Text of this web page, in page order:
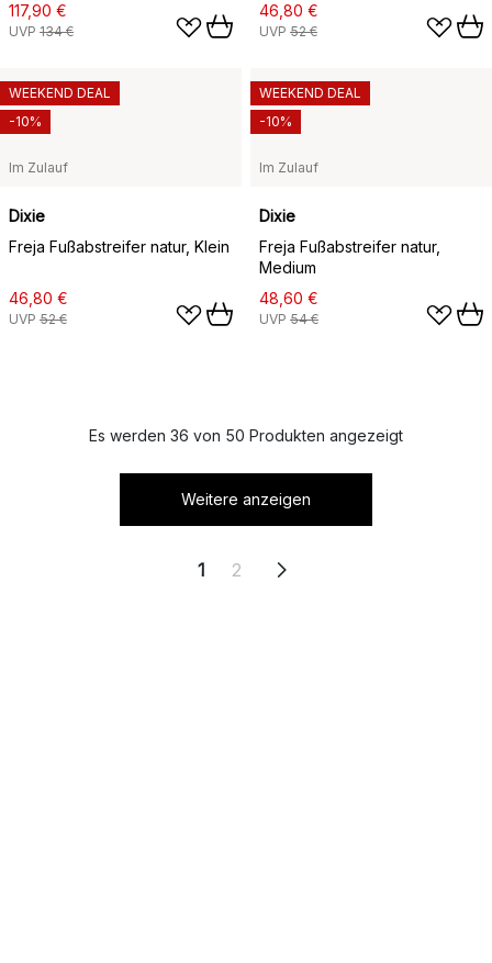
117,90 €
UVP 134 €
46,80 €
UVP 52 €
Im Zulauf
Dixie
Freja Fußabstreifer natur, Klein
46,80 €
UVP 52 €
WEEKEND DEAL
-10%
Im Zulauf
Dixie
Freja Fußabstreifer natur,
Medium
48,60 €
UVP 54 €
WEEKEND DEAL
-10%
Es werden 36 von 50 Produkten angezeigt
Weitere anzeigen
1 2